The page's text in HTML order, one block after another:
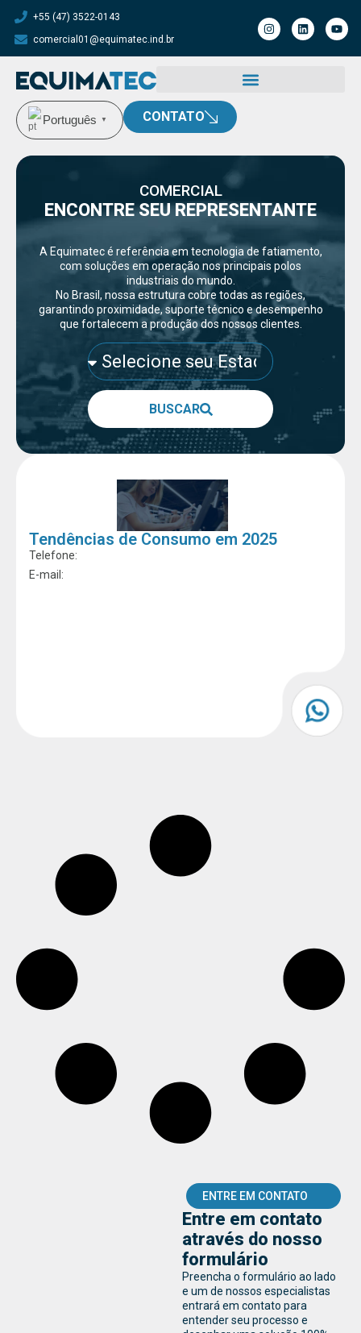
+55 (47) 3522-0143
comercial01@equimatec.ind.br
Português ▼ CONTATO
COMERCIAL
ENCONTRE SEU REPRESENTANTE
A Equimatec é referência em tecnologia de fatiamento,
com soluções em operação nos principais polos
industriais do mundo.
No Brasil, nossa estrutura cobre todas as regiões,
garantindo proximidade, suporte técnico e desempenho
que fortalecem a produção dos nossos clientes.
BUSCAR
Tendências de Consumo em 2025
Telefone:
E-mail:
ENTRE EM CONTATO
Entre em contato
através do nosso
formulário
Preencha o formulário ao lado
e um de nossos especialistas
entrará em contato para
entender seu processo e